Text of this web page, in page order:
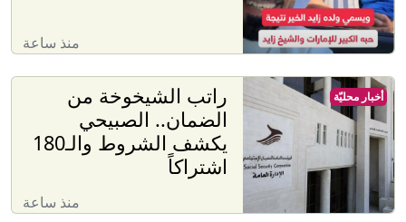
منذ ساعة
راتب الشيخوخة من
الضمان.. الصبيحي
يكشف الشروط والـ180
اشتراكاً
منذ ساعة
أخبار محليّة